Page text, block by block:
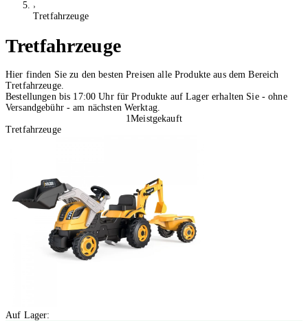
Tretfahrzeuge
Tretfahrzeuge
Hier finden Sie zu den besten Preisen alle Produkte aus dem Bereich
Tretfahrzeuge.
Bestellungen bis 17:00 Uhr für Produkte auf Lager erhalten Sie - ohne
Versandgebühr - am nächsten Werktag.
1Meistgekauft
Tretfahrzeuge
Auf Lager: